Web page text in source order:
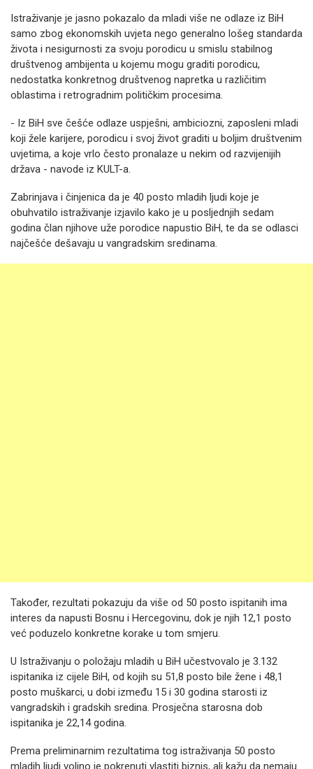
Istraživanje je jasno pokazalo da mladi više ne odlaze iz BiH
samo zbog ekonomskih uvjeta nego generalno lošeg standarda
života i nesigurnosti za svoju porodicu u smislu stabilnog
društvenog ambijenta u kojemu mogu graditi porodicu,
nedostatka konkretnog društvenog napretka u različitim
oblastima i retrogradnim političkim procesima.
- Iz BiH sve češće odlaze uspješni, ambiciozni, zaposleni mladi
koji žele karijere, porodicu i svoj život graditi u boljim društvenim
uvjetima, a koje vrlo često pronalaze u nekim od razvijenijih
država - navode iz KULT-a.
Zabrinjava i činjenica da je 40 posto mladih ljudi koje je
obuhvatilo istraživanje izjavilo kako je u posljednjih sedam
godina član njihove uže porodice napustio BiH, te da se odlasci
najčešće dešavaju u vangradskim sredinama.
Također, rezultati pokazuju da više od 50 posto ispitanih ima
interes da napusti Bosnu i Hercegovinu, dok je njih 12,1 posto
već poduzelo konkretne korake u tom smjeru.
U Istraživanju o položaju mladih u BiH učestvovalo je 3.132
ispitanika iz cijele BiH, od kojih su 51,8 posto bile žene i 48,1
posto muškarci, u dobi između 15 i 30 godina starosti iz
vangradskih i gradskih sredina. Prosječna starosna dob
ispitanika je 22,14 godina.
Prema preliminarnim rezultatima tog istraživanja 50 posto
mladih ljudi voljno je pokrenuti vlastiti biznis, ali kažu da nemaju